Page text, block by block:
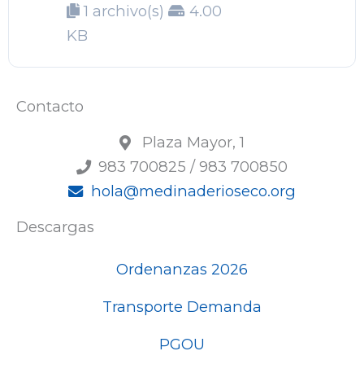
1 archivo(s)
4.00
KB
Contacto
Plaza Mayor, 1
983 700825 / 983 700850
hola@medinaderioseco.org
Descargas
Ordenanzas 2026
Transporte Demanda
PGOU